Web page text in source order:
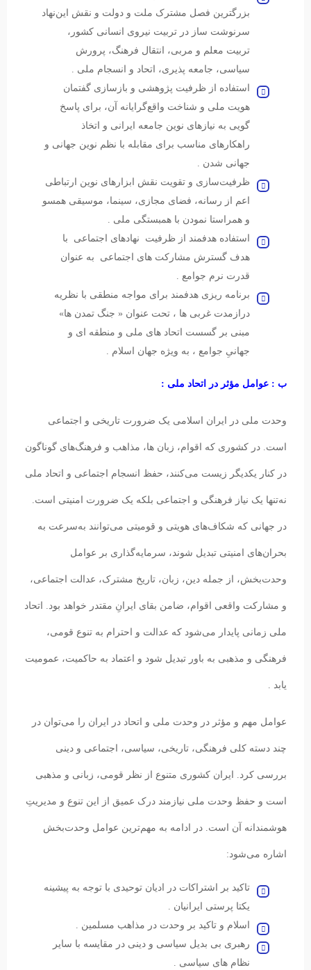
بزرگترین فصل مشترک ملت و دولت و نقش این‌نهاد
سرنوشت ساز در تربیت نیروی انسانی کشور،
تربیت معلم و مربی، انتقال فرهنگ، پرورش
سیاسی، جامعه پذیری، اتحاد و انسجام ملی .
استفاده از ظرفیت پژوهشی و بازسازی گفتمان
هویت ملی و شناخت واقع‌گرایانه آن، برای پاسخ
گویی به نیازهای نوین جامعه ایرانی و اتخاذ
راهکارهای مناسب برای مقابله با نظم نوین جهانی و
جهانی شدن .
ظرفیت‌سازی و تقویت نقش ابزارهای نوین ارتباطی
اعم از رسانه، فضای مجازی، سینما، موسیقی همسو
و همراستا نمودن با همبستگی ملی .
استفاده هدفمند از ظرفیت نهادهای اجتماعی با
هدف گسترش مشارکت های اجتماعی به عنوان
قدرت نرم جوامع .
برنامه ریزی هدفمند برای مواجه منطقی با نظریه
درازمدت غربی ها ، تحت عنوان « جنگ تمدن ها»
مبنی بر گسست اتحاد های ملی و منطقه ای و
جهانیِ جوامع ، به ویژه جهان اسلام .
ب : عوامل مؤثر در اتحاد ملی :
وحدت ملی در ایران اسلامی یک ضرورت تاریخی و اجتماعی
است. در کشوری که اقوام، زبان ها، مذاهب و فرهنگ‌های گوناگون
در کنار یکدیگر زیست می‌کنند، حفظ انسجام اجتماعی و اتحاد ملی
نه‌تنها یک نیاز فرهنگی و اجتماعی بلکه یک ضرورت امنیتی است.
در جهانی که شکاف‌های هویتی و قومیتی می‌توانند به‌سرعت به
بحران‌های امنیتی تبدیل شوند، سرمایه‌گذاری بر عوامل
وحدت‌بخش، از جمله دین، زبان، تاریخ مشترک، عدالت اجتماعی،
و مشارکت واقعی اقوام، ضامن بقای ایرانِ مقتدر خواهد بود. اتحاد
ملی زمانی پایدار می‌شود که عدالت و احترام به تنوع قومی،
فرهنگی و مذهبی به باور تبدیل شود و اعتماد به حاکمیت، عمومیت
یابد .
عوامل مهم و مؤثر در وحدت ملی و اتحاد در ایران را می‌توان در
چند دسته کلی فرهنگی، تاریخی، سیاسی، اجتماعی و دینی
بررسی کرد. ایران کشوری متنوع از نظر قومی، زبانی و مذهبی
است و حفظ وحدت ملی نیازمند درک عمیق از این تنوع و مدیریتِ
هوشمندانه آن است. در ادامه به مهم‌ترین عوامل وحدت‌بخش
اشاره می‌شود:
تاکید بر اشتراکات در ادیان توحیدی با توجه به پیشینه
یکتا پرستی ایرانیان .
اسلام و تاکید بر وحدت در مذاهب مسلمین .
رهبری بی بدیل سیاسی و دینی در مقایسه با سایر
نظام های سیاسی .